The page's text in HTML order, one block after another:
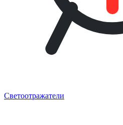
Светоотражатели